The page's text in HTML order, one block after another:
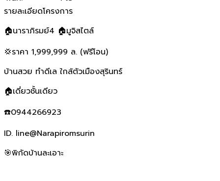
รายละเอียดโครงการ
🏠นาราภิรมย์4 🏠มูจิสไตล์
💢ราคา 1,999,999 ล. (ฟรีโอน)
บ้านสวย ทำดีเล ใกล้ตัวเมืองสุรินทร์
🏠เดี่ยวชั้นเดียว
☎️0944266923
ID. line@Narapiromsurin
🎯พิกัดบ้านละเอาะ